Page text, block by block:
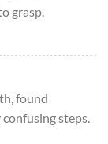
grasp.
found
steps.